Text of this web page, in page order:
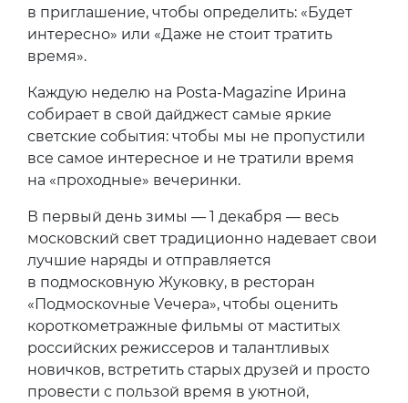
в приглашение, чтобы определить: «Будет
интересно» или «Даже не стоит тратить
время».
Каждую неделю на Posta-Magazine Ирина
собирает в свой дайджест самые яркие
светские события: чтобы мы не пропустили
все самое интересное и не тратили время
на «проходные» вечеринки.
В первый день зимы — 1 декабря — весь
московский свет традиционно надевает свои
лучшие наряды и отправляется
в подмосковную Жуковку, в ресторан
«Подмоскоvные Vечера», чтобы оценить
короткометражные фильмы от маститых
российских режиссеров и талантливых
новичков, встретить старых друзей и просто
провести с пользой время в уютной,